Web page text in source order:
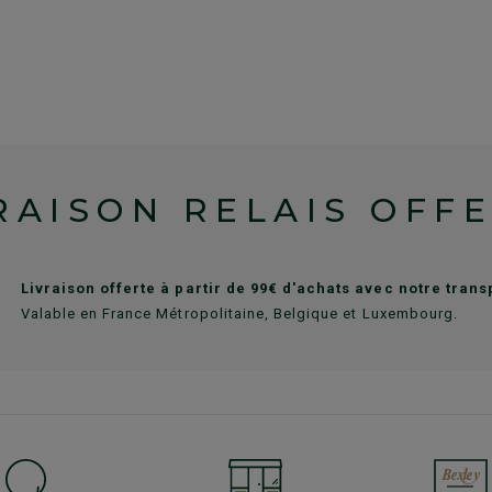
RELAIS
Livraison offerte à partir de 99€ d'achats avec notre
Valable en France Métropolitaine, Belgique et Luxembourg.